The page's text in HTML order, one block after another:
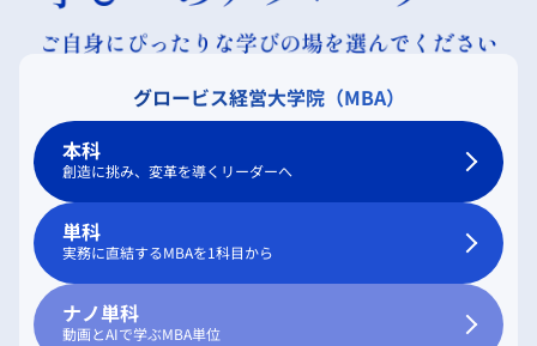
グロービス経営大学院（MBA）
本科
創造に挑み、変革を導くリーダーへ
単科
実務に直結するMBAを1科目から
ナノ単科
動画とAIで学ぶMBA単位